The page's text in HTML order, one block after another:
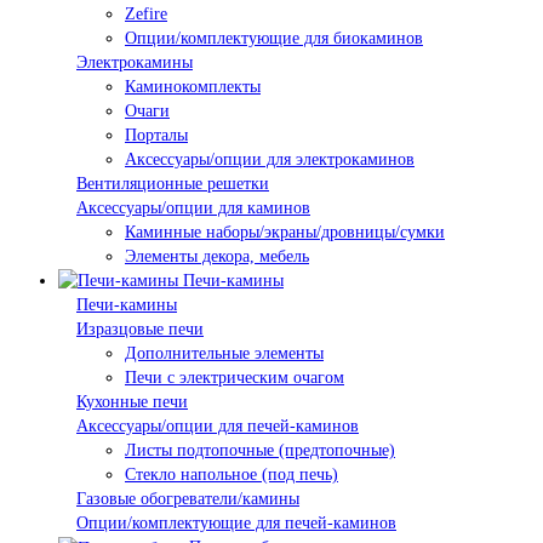
Zefire
Опции/комплектующие для биокаминов
Электрокамины
Каминокомплекты
Очаги
Порталы
Аксессуары/опции для электрокаминов
Вентиляционные решетки
Аксессуары/опции для каминов
Каминные наборы/экраны/дровницы/сумки
Элементы декора, мебель
Печи-камины
Печи-камины
Изразцовые печи
Дополнительные элементы
Печи с электрическим очагом
Кухонные печи
Аксессуары/опции для печей-каминов
Листы подтопочные (предтопочные)
Стекло напольное (под печь)
Газовые обогреватели/камины
Опции/комплектующие для печей-каминов